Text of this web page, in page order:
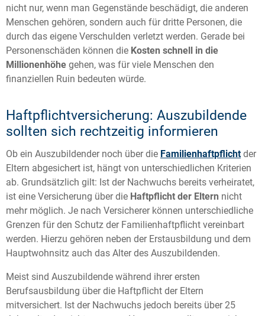
nicht nur, wenn man Gegenstände beschädigt, die anderen
Menschen gehören, sondern auch für dritte Personen, die
durch das eigene Verschulden verletzt werden. Gerade bei
Personenschäden können die Kosten schnell in die
Millionenhöhe gehen, was für viele Menschen den
finanziellen Ruin bedeuten würde.
Haftpflichtversicherung: Auszubildende
sollten sich rechtzeitig informieren
Ob ein Auszubildender noch über die Familienhaftpflichtder
Eltern abgesichert ist, hängt von unterschiedlichen Kriterien
ab. Grundsätzlich gilt: Ist der Nachwuchs bereits verheiratet,
ist eine Versicherung über die Haftpflicht der Eltern nicht
mehr möglich. Je nach Versicherer können unterschiedliche
Grenzen für den Schutz der Familienhaftpflicht vereinbart
werden. Hierzu gehören neben der Erstausbildung und dem
Hauptwohnsitz auch das Alter des Auszubildenden.
Meist sind Auszubildende während ihrer ersten
Berufsausbildung über die Haftpflicht der Eltern
mitversichert. Ist der Nachwuchs jedoch bereits über 25